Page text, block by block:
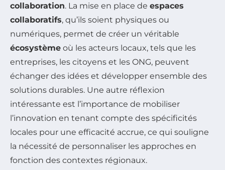
collaboration. La mise en place de espaces
collaboratifs, qu’ils soient physiques ou
numériques, permet de créer un véritable
écosystème où les acteurs locaux, tels que les
entreprises, les citoyens et les ONG, peuvent
échanger des idées et développer ensemble des
solutions durables. Une autre réflexion
intéressante est l’importance de mobiliser
l’innovation en tenant compte des spécificités
locales pour une efficacité accrue, ce qui souligne
la nécessité de personnaliser les approches en
fonction des contextes régionaux.